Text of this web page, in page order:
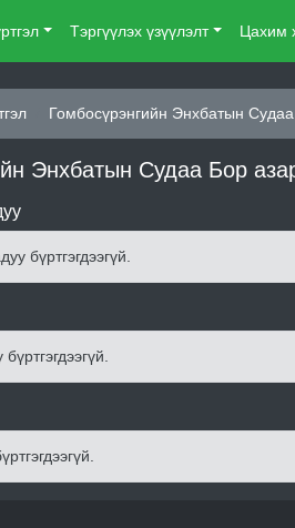
Тэргүүлэх үзүүлэлт Цахим
Гомбосүрэнгийн Энхбатын
Энхбатын Судаа Бор
бүртгэгдээгүй.